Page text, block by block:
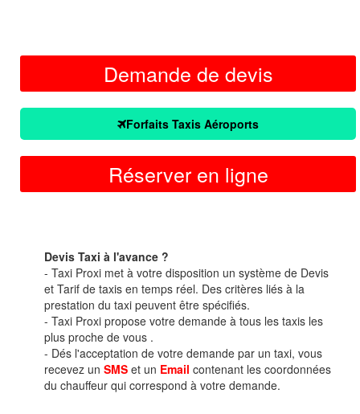
Demande de devis
Forfaits Taxis Aéroports
Réserver en ligne
Devis Taxi à l'avance ?
- Taxi Proxi met à votre disposition un système de Devis
et Tarif de taxis en temps réel. Des critères liés à la
prestation du taxi peuvent être spécifiés.
- Taxi Proxi propose votre demande à tous les taxis les
plus proche de vous .
- Dés l'acceptation de votre demande par un taxi, vous
recevez un SMS et un Email contenant les coordonnées
du chauffeur qui correspond à votre demande.